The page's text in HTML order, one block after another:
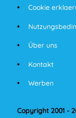
Cookie
Über uns
Kontakt
Werben
Copyright 2001 -